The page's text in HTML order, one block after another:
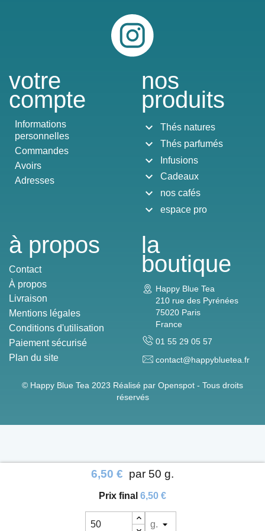
6,50 € par 50 g.
Prix ​​final 6,50 €
votre
compte
Informations
personnelles
Commandes
Avoirs
Adresses
nos
produits
Thés natures
expand_more
Thés parfumés
expand_more
Infusions
expand_more
Cadeaux
expand_more
nos cafés
expand_more
espace pro
expand_more
à propos
Contact
À propos
Livraison
Mentions légales
Conditions d'utilisation
Paiement sécurisé
Plan du site
la
boutique
Happy Blue Tea
210 rue des Pyrénées
75020 Paris
France
01 55 29 05 57
contact@happybluetea.fr
© Happy Blue Tea 2023 Réalisé par Openspot - Tous droits
réservés